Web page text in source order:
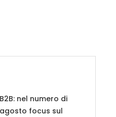
nel numero di
focus sul